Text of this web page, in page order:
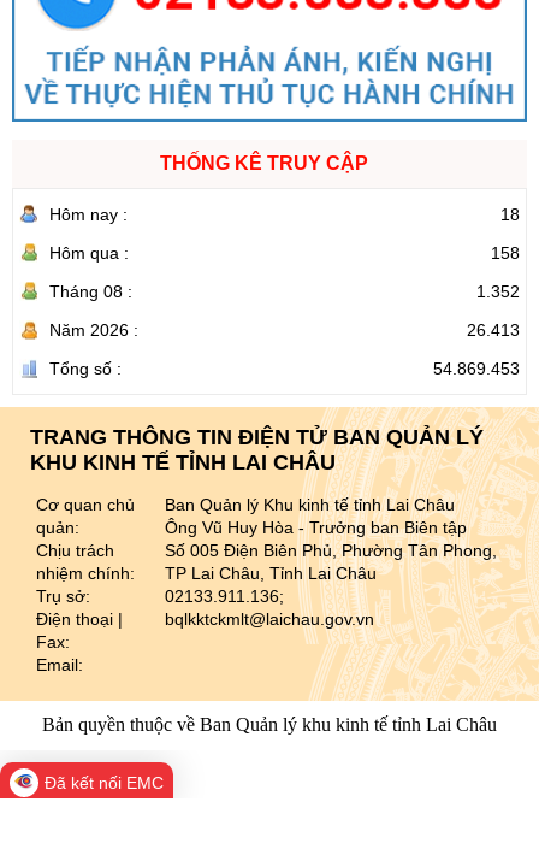
THỐNG KÊ TRUY CẬP
Hôm nay :
18
Hôm qua :
158
Tháng 08 :
1.352
Năm 2026 :
26.413
Tổng số :
54.869.453
TRANG THÔNG TIN ĐIỆN TỬ BAN QUẢN LÝ
KHU KINH TẾ TỈNH LAI CHÂU
Cơ quan chủ
quản:
Chịu trách
nhiệm chính:
Trụ sở:
Điện thoại |
Fax:
Email:
Ban Quản lý Khu kinh tế tỉnh Lai Châu
Ông Vũ Huy Hòa - Trưởng ban Biên tập
Số 005 Điện Biên Phủ, Phường Tân Phong,
TP Lai Châu, Tỉnh Lai Châu
02133.911.136;
bqlkktckmlt@laichau.gov.vn
Bản quyền thuộc về Ban Quản lý khu kinh tế tỉnh Lai Châu
Đã kết nối EMC